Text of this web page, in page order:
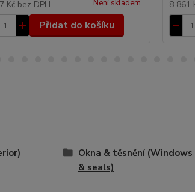
Kč bez DPH Není skladem
Přidat do košíku
8 861
Okna & těsnění (Windows
& seals)